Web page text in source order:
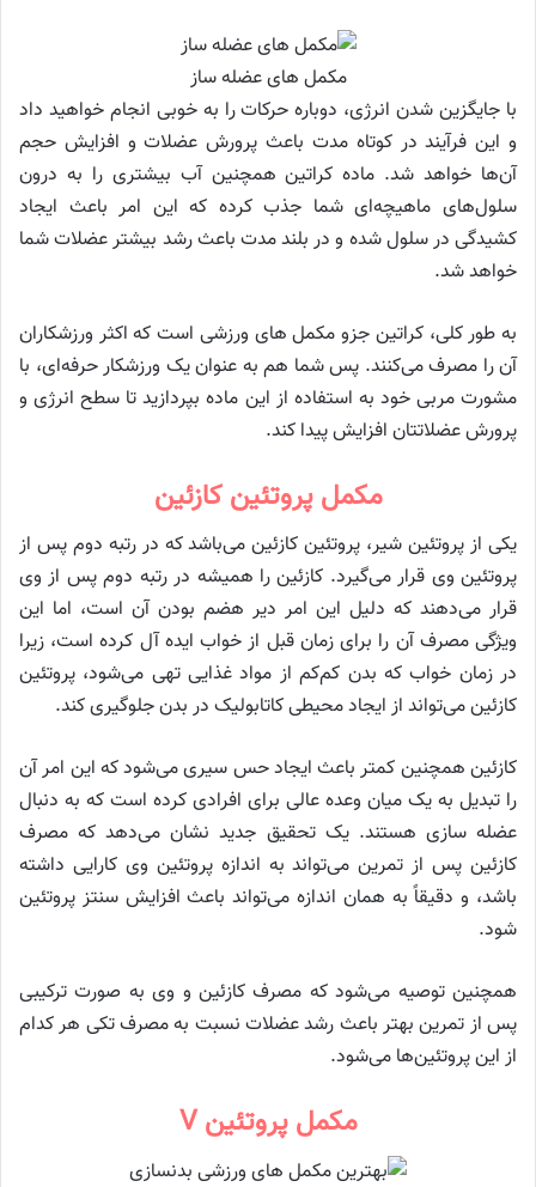
مکمل های عضله ساز
با جایگزین شدن انرژی، دوباره حرکات را به خوبی انجام خواهید داد
و این فرآیند در کوتاه مدت باعث پرورش عضلات و افزایش حجم
آن‌ها خواهد شد. ماده کراتین همچنین آب بیشتری را به درون
سلول‌های ماهیچه‌ای شما جذب کرده که این امر باعث ایجاد
کشیدگی در سلول شده و در بلند مدت باعث رشد بیشتر عضلات شما
خواهد شد.
به طور کلی، کراتین جزو مکمل های ورزشی است که اکثر ورزشکاران
آن را مصرف می‌کنند. پس شما هم به عنوان یک ورزشکار حرفه‌ای، با
مشورت مربی خود به استفاده از این ماده بپردازید تا سطح انرژی و
پرورش عضلاتتان افزایش پیدا کند.
مکمل پروتئین کازئین
یکی از پروتئین شیر، پروتئین کازئین می‌باشد که در رتبه دوم پس از
پروتئین وی قرار می‌گیرد. کازئین را همیشه در رتبه دوم پس از وی
قرار می‌دهند که دلیل این امر دیر هضم بودن آن است، اما این
ویژگی مصرف آن را برای زمان قبل از خواب ایده آل کرده است، زیرا
در زمان خواب که بدن کم‌کم از مواد غذایی تهی می‌شود، پروتئین
کازئین می‌تواند از ایجاد محیطی کاتابولیک در بدن جلوگیری کند.
کازئین همچنین کمتر باعث ایجاد حس سیری می‌شود که این امر آن
را تبدیل به یک میان وعده عالی برای افرادی کرده است که به دنبال
عضله سازی هستند. یک تحقیق جدید نشان می‌دهد که مصرف
کازئین پس از تمرین می‌تواند به اندازه پروتئین وی کارایی داشته
باشد، و دقیقاً به همان اندازه می‌تواند باعث افزایش سنتز پروتئین
شود.
همچنین توصیه می‌شود که مصرف کازئین و وی به صورت ترکیبی
پس از تمرین بهتر باعث رشد عضلات نسبت به مصرف تکی هر کدام
از این پروتئین‌ها می‌شود.
مکمل پروتئین V